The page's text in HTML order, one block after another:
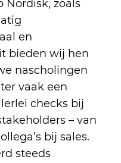
Nordisk, zoals
en
bieden wij hen
nascholingen
vaak een
checks bij
– van
bij sales.
steeds